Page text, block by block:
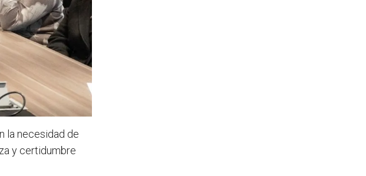
la necesidad de
y certidumbre